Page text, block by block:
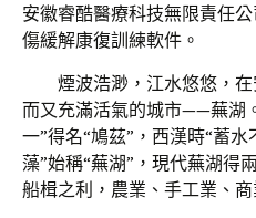
安徽睿酷醫療科技無限責任
傷緩解康復訓練軟件。
煙波浩渺，江水悠悠，
而又充滿活氣的城市——蕪湖
一”得名“鳩茲”，西漢時“蓄水
藻”始稱“蕪湖”，現代蕪湖得
船楫之利，農業、手工業、商